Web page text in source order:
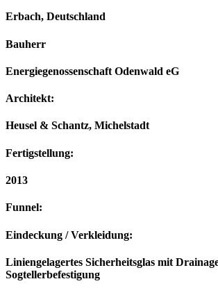
Erbach, Deutschland
Bauherr
Energiegenossenschaft Odenwald eG
Architekt:
Heusel & Schantz, Michelstadt
Fertigstellung:
2013
Funnel:
Eindeckung / Verkleidung:
Liniengelagertes Sicherheitsglas mit
Sogtellerbefestigung